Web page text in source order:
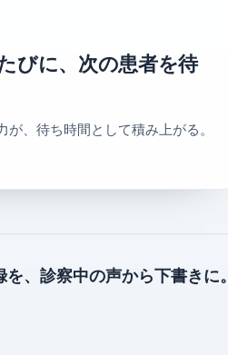
びに、次の患者を待
が、待ち時間として積み上がる。
を、診察中の声から下書きに。